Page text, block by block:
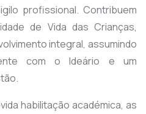
profissional. Contribuem
de Vida das Crianças,
integral, assumindo
com o Ideário e um
habilitação académica, as